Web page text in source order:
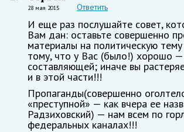
28 мая 2015 Ответить
И еще раз послушайте совет,
Вам дан: оставьте совершенно
материалы на политическую тему
тому, что у Вас (было!) хорошо —
составляющей; иначе вы
и в этой части!!!
Пропаганды(совершенно
«преступной» — как вчера ее
Радзиховский) — нам всем по
федеральных каналах!!!